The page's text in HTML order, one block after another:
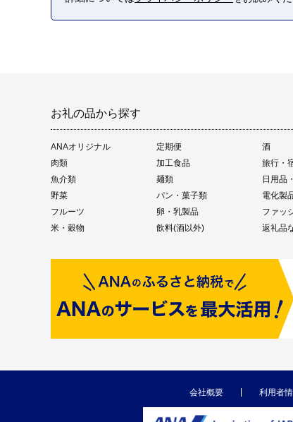
お礼の品から探す
ANAオリジナル 定期便
酒
肉類
加工食品
旅行・
魚介類
麺類
日用品
野菜
パン・菓子類
電化製
フルーツ
卵・乳製品
ファッ
米・穀物
飲料(酒以外) 返礼品
会社概要 利用者